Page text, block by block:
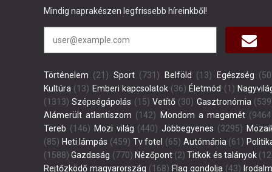
Mindig naprakészen legfrissebb híreinkből!
Történelem (21) Sport(731) Belföld (13) Egészség
Kultúra (13) Emberi kapcsolatok(36) Életmód (1)
(1313) Szépségápolás (15) Vetítő (30) Gasztronómia
Alámerült atlantiszom (142) Mondom a magamét
Tereb (146) Mozi világ (440) Jobbegyenes (3295)
(85) Heti lámpás (459) Tv fotel (65) Autómánia (61)
(1588) Gazdaság (770) Nézőpont(2) Titkok és talányok
Rejtőzködő magyarország (168) Flag gondolja (43)